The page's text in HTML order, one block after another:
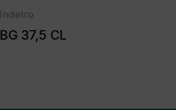
Indietro
BG 37,5 CL